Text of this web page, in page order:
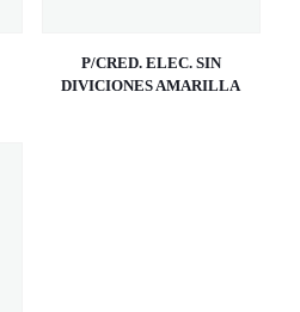
P/CRED. ELEC. SIN
DIVICIONES AMARILLA